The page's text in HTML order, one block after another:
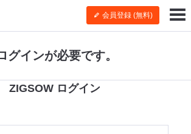
会員登録 (無料)
グインが必要です。
ZIGSOW ログイン